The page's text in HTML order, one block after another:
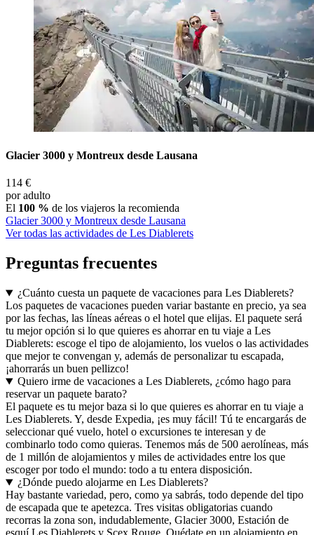
Glacier 3000 y Montreux desde Lausana
114 €
por adulto
El 100 % de los viajeros la recomienda
Glacier 3000 y Montreux desde Lausana
Ver todas las actividades de Les Diablerets
Preguntas frecuentes
¿Cuánto cuesta un paquete de vacaciones para Les Diablerets?
Los paquetes de vacaciones pueden variar bastante en precio, ya sea
por las fechas, las líneas aéreas o el hotel que elijas. El paquete será
tu mejor opción si lo que quieres es ahorrar en tu viaje a Les
Diablerets: escoge el tipo de alojamiento, los vuelos o las actividades
que mejor te convengan y, además de personalizar tu escapada,
¡ahorrarás un buen pellizco!
Quiero irme de vacaciones a Les Diablerets, ¿cómo hago para
reservar un paquete barato?
El paquete es tu mejor baza si lo que quieres es ahorrar en tu viaje a
Les Diablerets. Y, desde Expedia, ¡es muy fácil! Tú te encargarás de
seleccionar qué vuelo, hotel o excursiones te interesan y de
combinarlo todo como quieras. Tenemos más de 500 aerolíneas, más
de 1 millón de alojamientos y miles de actividades entre los que
escoger por todo el mundo: todo a tu entera disposición.
¿Dónde puedo alojarme en Les Diablerets?
Hay bastante variedad, pero, como ya sabrás, todo depende del tipo
de escapada que te apetezca. Tres visitas obligatorias cuando
recorras la zona son, indudablemente, Glacier 3000, Estación de